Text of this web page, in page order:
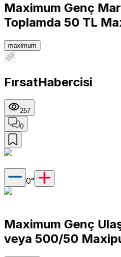
Maximum Genç
Toplamda 50 TL
maximum
FırsatHabercisi
257
0
0°
Maximum Genç
veya 500/50